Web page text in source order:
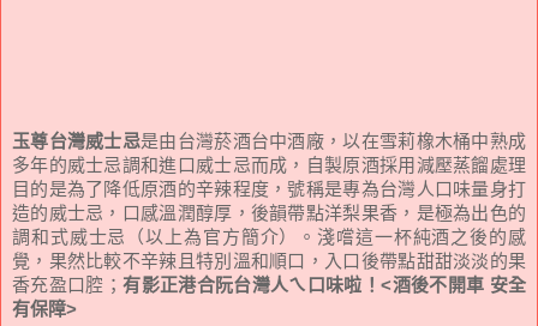
玉尊台灣威士忌是由台灣菸酒台中酒廠，以在雪莉橡木桶中熟成
多年的威士忌調和進口威士忌而成，自製原酒採用減壓蒸餾處理
目的是為了降低原酒的辛辣程度，號稱是專為台灣人口味量身打
造的威士忌，口感溫潤醇厚，後韻帶點洋梨果香，是極為出色的
調和式威士忌
（以上為官方簡介）。淺嚐這一杯純酒之後的感
覺，果然比較不辛辣且特別溫和順口，入口後帶點甜甜淡淡的果
香充盈口腔； 有影正港合阮台灣人ㄟ口味啦！<酒後不開車 安全
有保障>